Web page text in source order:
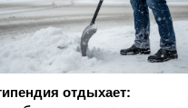
отдыхает: